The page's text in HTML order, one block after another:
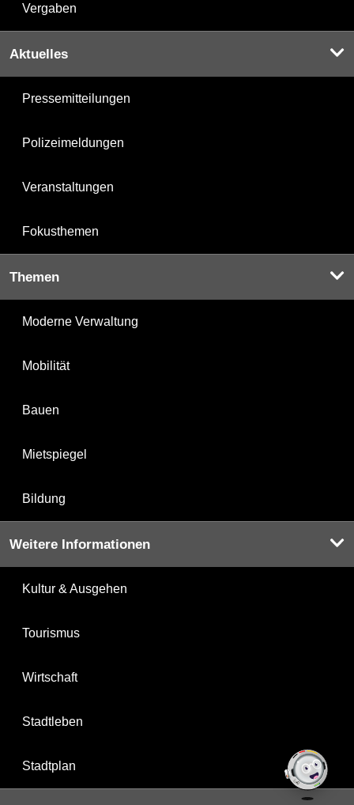
Vergaben
Aktuelles
Pressemitteilungen
Polizeimeldungen
Veranstaltungen
Fokusthemen
Themen
Moderne Verwaltung
Mobilität
Bauen
Mietspiegel
Bildung
Weitere Informationen
Kultur & Ausgehen
Tourismus
Wirtschaft
Stadtleben
Stadtplan